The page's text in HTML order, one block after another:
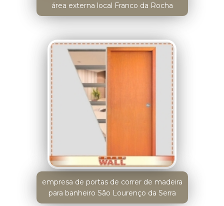
área externa local Franco da Rocha
empresa de portas de correr de madeira
para banheiro São Lourenço da Serra